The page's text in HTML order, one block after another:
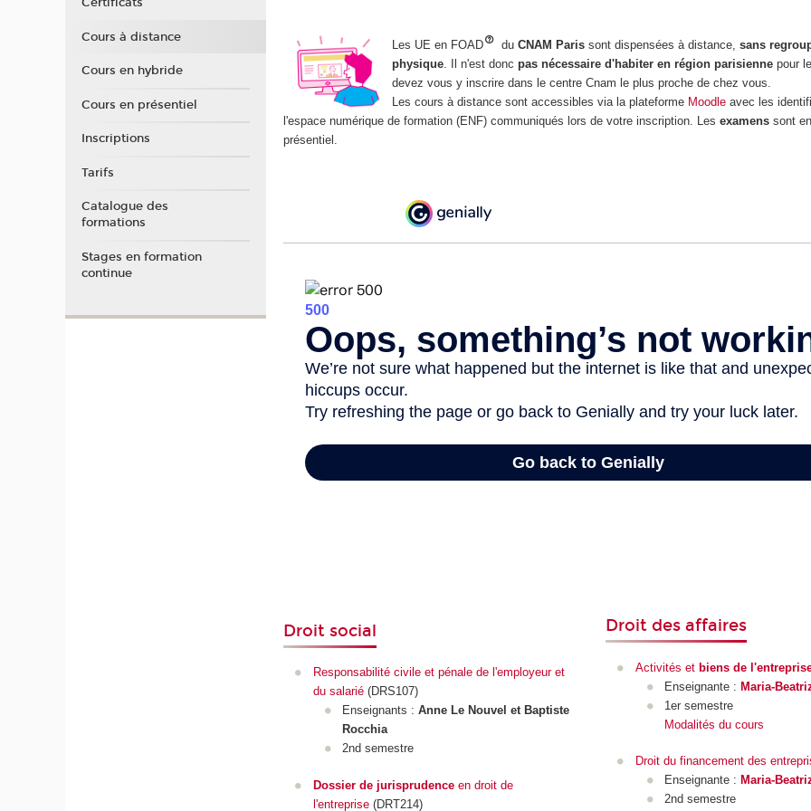
Les UE en FOAD duCNAM Parissont dispensées à distance,sans
physique. Il n'est doncpas nécessaire d'habiter en région parisienne pour
devez vous y inscrire dans le centre Cnam le plus proche de chez vous.
Les cours à distance sont accessibles via la plateforme Moodle avec les
l'espace numérique de formation (ENF) communiqués lors de votre inscription. Les examens sont
présentiel.
Droit social
Responsabilité civile et pénale de l'employeur et
du salarié(DRS107)
Enseignants :Anne Le Nouvel et Baptiste
Rocchia
2nd semestre
Dossier de jurisprudenceen droit de
l'entreprise (DRT214)
Droit des affaires
Activités et biens de
Enseignante : Maria-
1er semestre
Modalités du cours
Droit du financement des
Enseignante : Maria-
2nd semestre
Cours à distance
Cours en hybride
Cours en présentiel
Inscriptions
Tarifs
Catalogue des
formations
Stages en formation
continue